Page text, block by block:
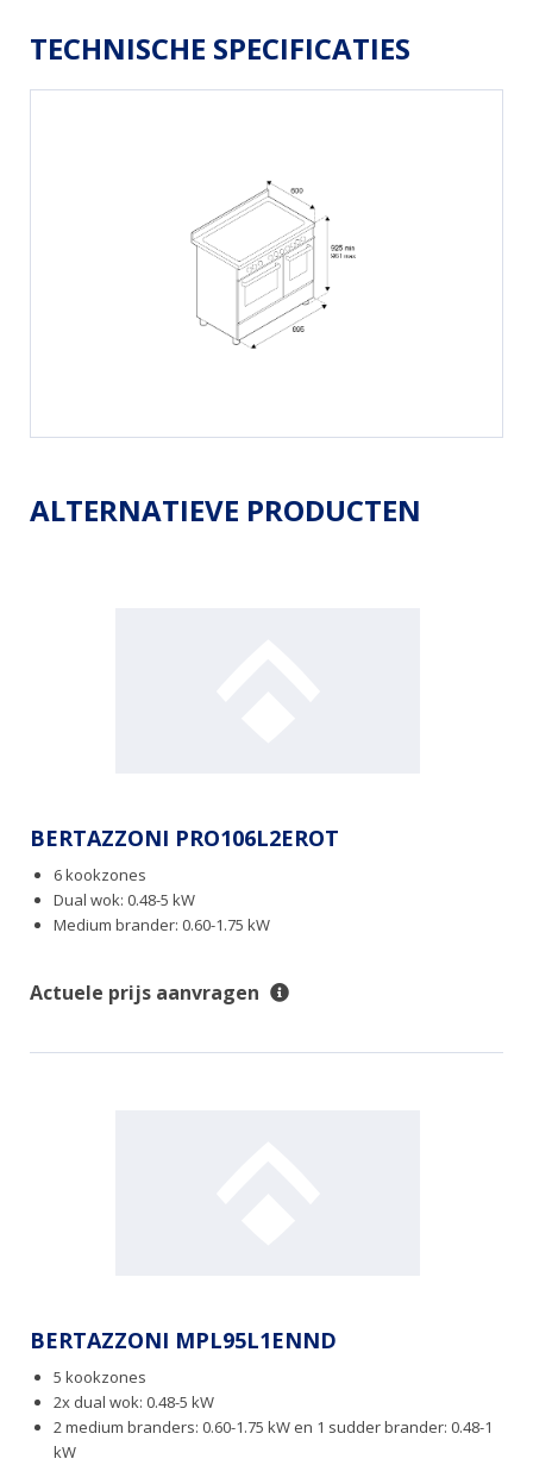
TECHNISCHE SPECIFICATIES
ALTERNATIEVE PRODUCTEN
BERTAZZONI PRO106L2EROT
6 kookzones
Dual wok: 0.48-5 kW
Medium brander: 0.60-1.75 kW
Actuele prijs aanvragen
BERTAZZONI MPL95L1ENND
5 kookzones
2x dual wok: 0.48-5 kW
2 medium branders: 0.60-1.75 kW en 1 sudder brander: 0.48-1
kW